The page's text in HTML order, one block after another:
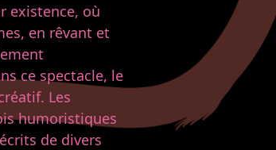
existence, où
en rêvant et
ce spectacle, le
Les
humoristiques
de divers